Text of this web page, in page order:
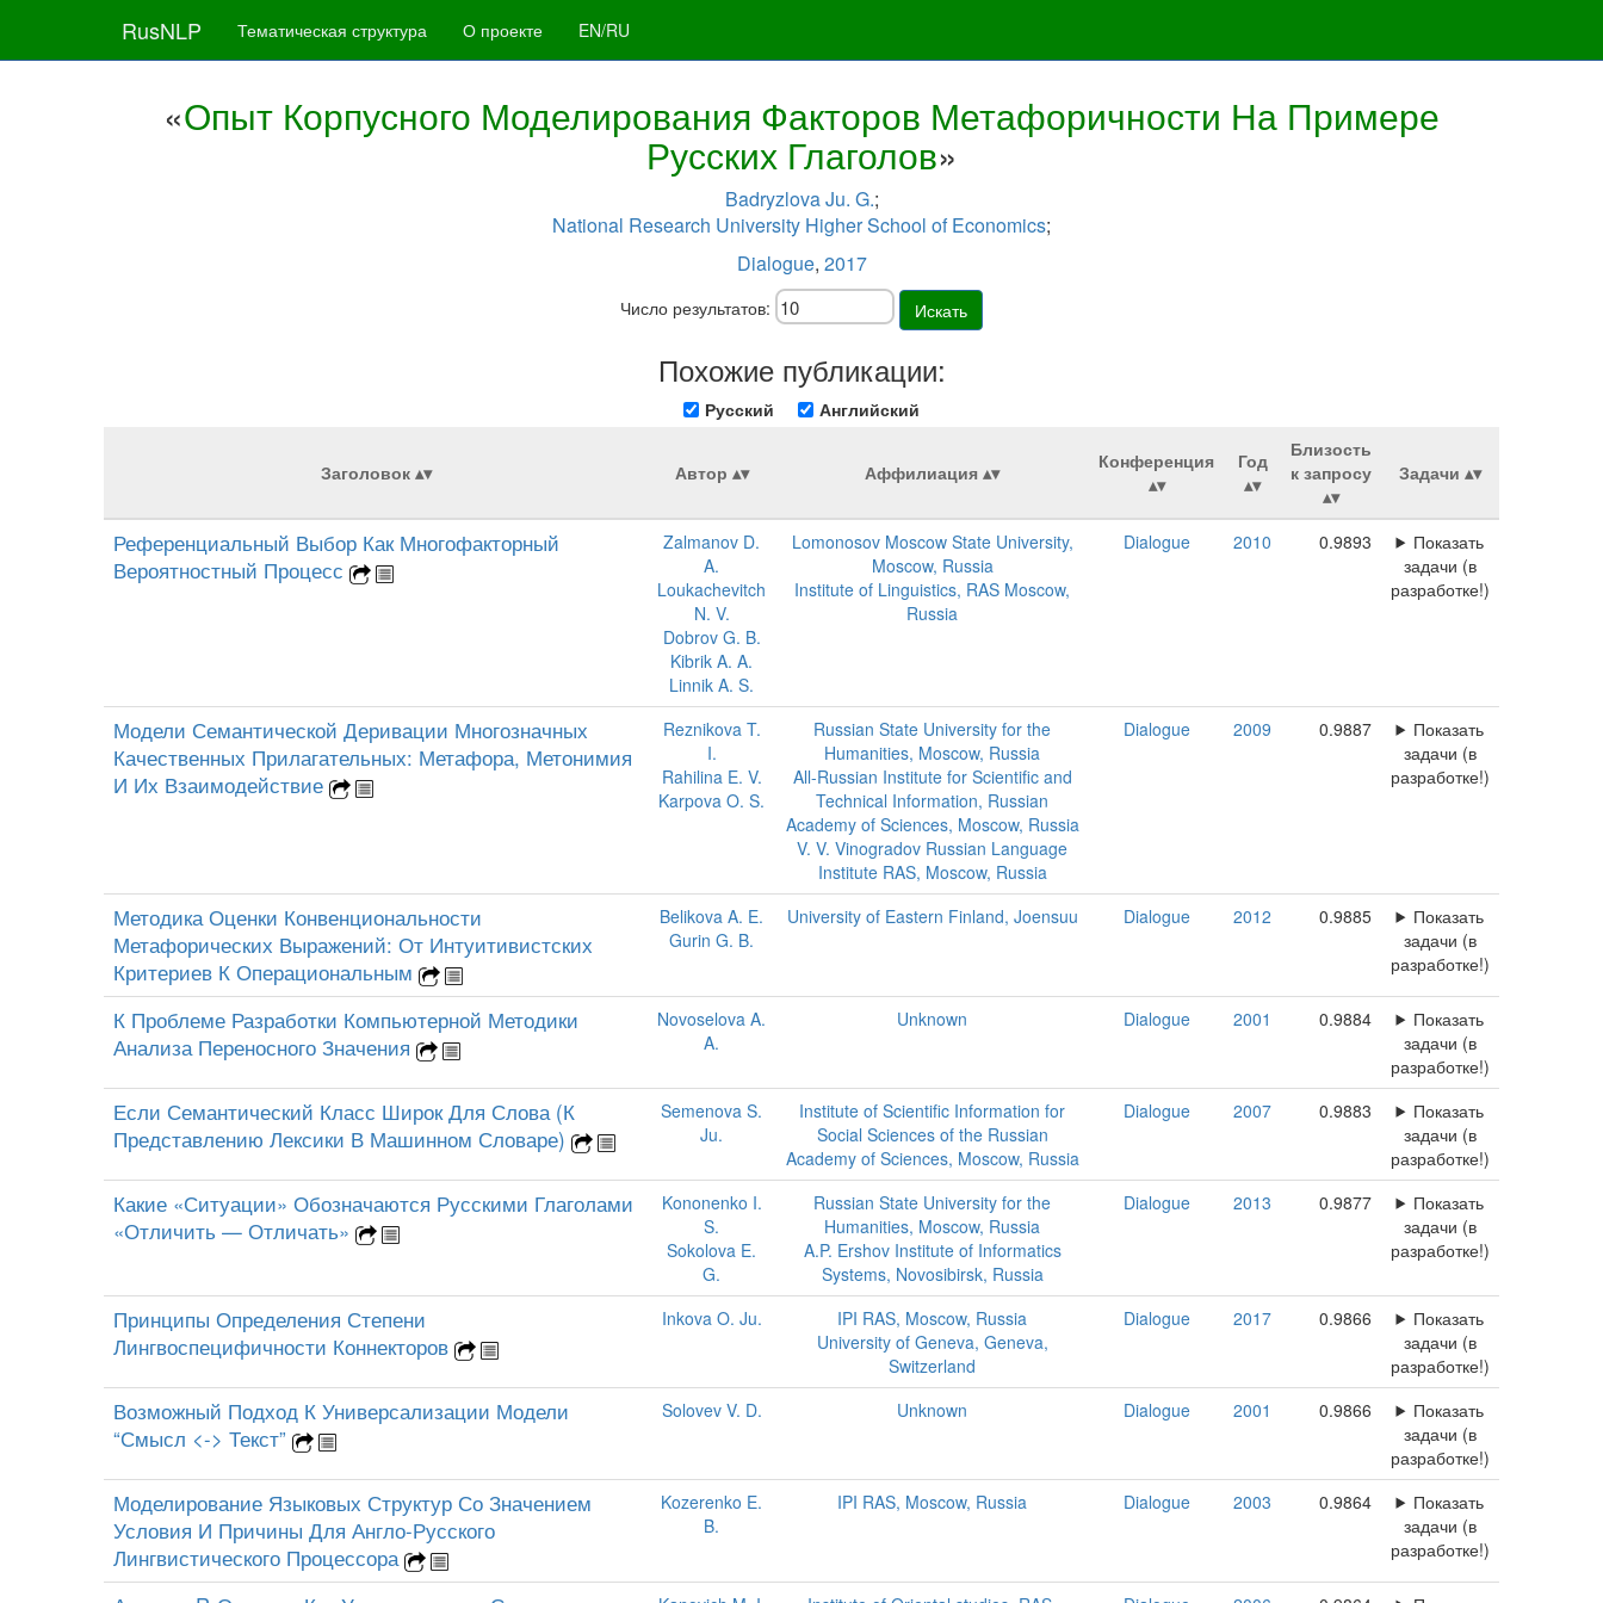
RusNLP Тематическая структура О проекте EN/RU
«Опыт Корпусного Моделирования Факторов Метафоричности На Примере
Русских Глаголов»
Badryzlova Ju. G.;
National Research University Higher School of Economics;
Dialogue, 2017
Число результатов: Искать
Похожие публикации:
Русский Английский
Заголовок Автор Аффилиация Конференция Год
Близость
к запросу
Задачи
Референциальный Выбор Как Многофакторный
Вероятностный Процесс
Zalmanov D.
A.
Loukachevitch
N. V.
Dobrov G. B.
Kibrik A. A.
Linnik A. S.
Lomonosov Moscow State University,
Moscow, Russia
Institute of Linguistics, RAS Moscow,
Russia
Dialogue 2010 0.9893
Показать
задачи (в
разработке!)
Модели Семантической Деривации Многозначных
Качественных Прилагательных: Метафора, Метонимия
И Их Взаимодействие
Reznikova T.
I.
Rahilina E. V.
Karpova O. S.
Russian State University for the
Humanities, Moscow, Russia
All-Russian Institute for Scientific and
Technical Information, Russian
Academy of Sciences, Moscow, Russia
V. V. Vinogradov Russian Language
Institute RAS, Moscow, Russia
Dialogue 2009 0.9887
Показать
задачи (в
разработке!)
Методика Оценки Конвенциональности
Метафорических Выражений: От Интуитивистских
Критериев К Операциональным
Belikova A. E.
Gurin G. B.
University of Eastern Finland, Joensuu Dialogue 2012 0.9885
Показать
задачи (в
разработке!)
К Проблеме Разработки Компьютерной Методики
Анализа Переносного Значения
Novoselova A.
A.
Unknown Dialogue 2001 0.9884
Показать
задачи (в
разработке!)
Если Семантический Класс Широк Для Слова (К
Представлению Лексики В Машинном Словаре)
Semenova S.
Ju.
Institute of Scientific Information for
Social Sciences of the Russian
Academy of Sciences, Moscow, Russia
Dialogue 2007 0.9883
Показать
задачи (в
разработке!)
Какие «Ситуации» Обозначаются Русскими Глаголами
«Отличить — Отличать»
Kononenko I.
S.
Sokolova E.
G.
Russian State University for the
Humanities, Moscow, Russia
A.P. Ershov Institute of Informatics
Systems, Novosibirsk, Russia
Dialogue 2013 0.9877
Показать
задачи (в
разработке!)
Принципы Определения Степени
Лингвоспецифичности Коннекторов
Inkova O. Ju.
IPI RAS, Moscow, Russia
University of Geneva, Geneva,
Switzerland
Dialogue 2017 0.9866
Показать
задачи (в
разработке!)
Возможный Подход К Универсализации Модели
“Смысл <-> Текст”
Solovev V. D. Unknown Dialogue 2001 0.9866
Показать
задачи (в
разработке!)
Моделирование Языковых Структур Со Значением
Условия И Причины Для Англо-Русского
Лингвистического Процессора
Kozerenko E.
B.
IPI RAS, Moscow, Russia Dialogue 2003 0.9864
Показать
задачи (в
разработке!)